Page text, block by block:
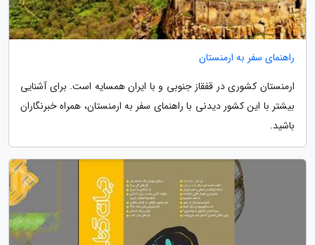
راهنمای سفر به ارمنستان
ارمنستان کشوری در قفقاز جنوبی و با ایران همسایه است. برای آشنایی
بیشتر با این کشور دیدنی با راهنمای سفر به ارمنستان، همراه خبرنگاران
باشید.